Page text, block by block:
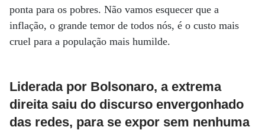
ponta para os pobres. Não vamos esquecer que a
inflação, o grande temor de todos nós, é o custo mais
cruel para a população mais humilde.
Liderada por Bolsonaro, a extrema
direita saiu do discurso envergonhado
das redes, para se expor sem nenhuma